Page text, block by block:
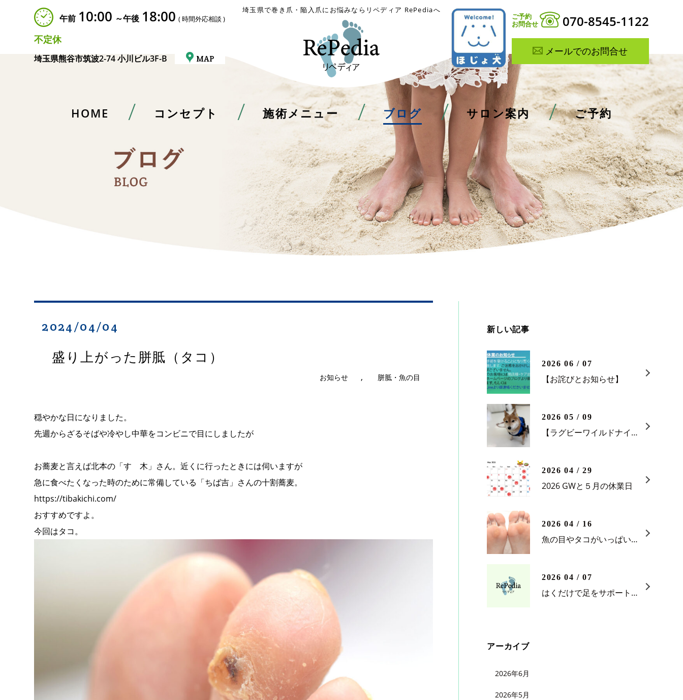
埼玉県で巻き爪・陥入爪にお悩みならリペディア RePediaへ
午前 10:00 ～午後 18:00 ( 時間外応相談 )
不定休
ご予約
お問合せ
070-8545-1122
メールでのお問合せ
埼玉県熊谷市筑波2-74 小川ビル3F-B MAP
HOME コンセプト 施術メニュー ブログ サロン案内 ご予約
2024/04/04
盛り上がった胼胝（タコ）
お知らせ , 胼胝・魚の目
穏やかな日になりました。
先週からざるそばや冷やし中華をコンビニで目にしましたが
お蕎麦と言えば北本の「すゞ木」さん。近くに行ったときには伺いますが
急に食べたくなった時のために常備している「ちば吉」さんの十割蕎麦。
https://tibakichi.com/
おすすめですよ。
今回はタコ。
新しい記事
2026 06 / 07
【お詫びとお知らせ】
2026 05 / 09
【ラグビーワイルドナイツ ホストゲーム最終戦】
2026 04 / 29
2026 GWと５月の休業日
2026 04 / 16
魚の目やタコがいっぱいある？
2026 04 / 07
はくだけで足をサポートインソール靴下。ビジネスマン必見！
アーカイブ
2026年6月
2026年5月